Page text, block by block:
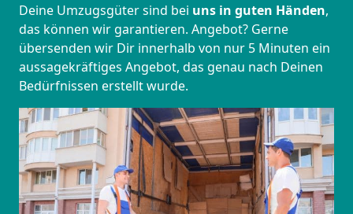
Deine Umzugsgüter sind bei uns in guten Händen,
das können wir garantieren. Angebot? Gerne
übersenden wir Dir innerhalb von nur 5 Minuten ein
aussagekräftiges Angebot, das genau nach Deinen
Bedürfnissen erstellt wurde.